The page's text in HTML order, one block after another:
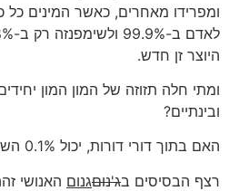
ומפרידו מאחרים, כאשר המינים כל
היוצר זן חדש.
ומתי חלה תזוזה של המון המון
ובינתיים?
האם בתוך דורי דורות, יכול 0.1% השינוי בין בני אדם להתרחב?
רצף הבסיסים בג'נוםגנום